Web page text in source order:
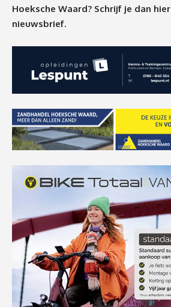
Hoeksche Waard? Schrijf je dan hier
nieuwsbrief.